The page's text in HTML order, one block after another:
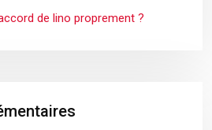
de lino proprement ?